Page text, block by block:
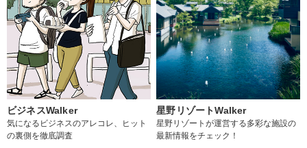
ビジネスWalker
気になるビジネスのアレコレ、ヒット
の裏側を徹底調査
星野リゾートWalker
星野リゾートが運営する多彩な施設の
最新情報をチェック！